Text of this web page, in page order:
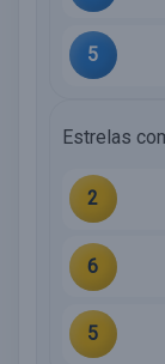
5
Estrelas
2
6
5